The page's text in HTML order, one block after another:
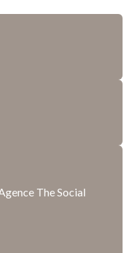
The Social